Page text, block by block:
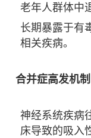
老年人群体中
长期暴露于有
相关疾病。
合并症高发机制
神经系统疾病
床导致的吸入